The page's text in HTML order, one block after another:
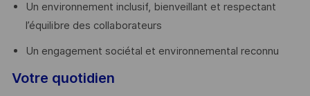
Un environnement inclusif, bienveillant et respectant
l’équilibre des collaborateurs
Un engagement sociétal et environnemental reconnu
Votre quotidien